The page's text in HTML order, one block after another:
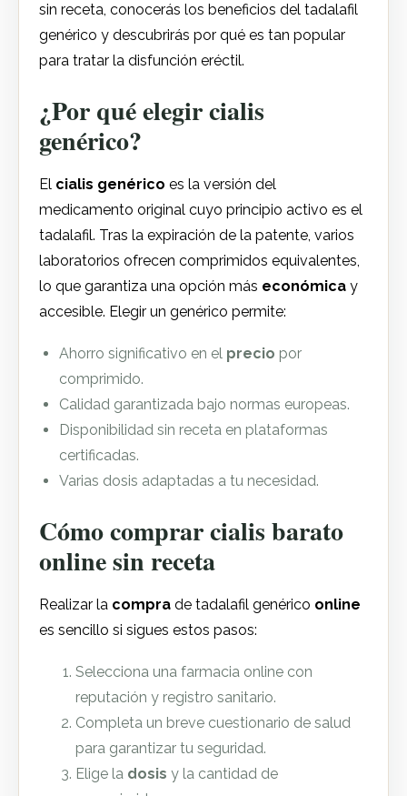
sin receta, conocerás los beneficios del tadalafil
genérico y descubrirás por qué es tan popular
para tratar la disfunción eréctil.
¿Por qué elegir cialis
genérico?
El cialis genérico es la versión del
medicamento original cuyo principio activo es el
tadalafil. Tras la expiración de la patente, varios
laboratorios ofrecen comprimidos equivalentes,
lo que garantiza una opción más económica y
accesible. Elegir un genérico permite:
Ahorro significativo en el precio por
comprimido.
Calidad garantizada bajo normas europeas.
Disponibilidad sin receta en plataformas
certificadas.
Varias dosis adaptadas a tu necesidad.
Cómo comprar cialis barato
online sin receta
Realizar la compra de tadalafil genérico online
es sencillo si sigues estos pasos:
Selecciona una farmacia online con
reputación y registro sanitario.
Completa un breve cuestionario de salud
para garantizar tu seguridad.
Elige la dosis y la cantidad de